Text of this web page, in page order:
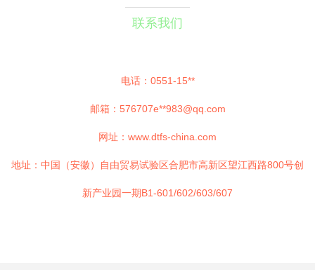
联系我们
电话：0551-15**
邮箱：576707e**983@qq.com
网址： www.dtfs-china.com
地址：中国（安徽）自由贸易试验区合肥市高新区望江西路800号创
新产业园一期B1-601/602/603/607